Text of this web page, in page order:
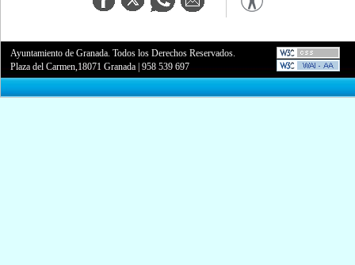
Ayuntamiento de Granada. Todos los Derechos Reservados.
Plaza del Carmen,18071 Granada |958 539 697